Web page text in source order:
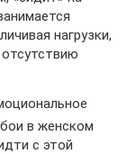
нагрузки,
в женском
с этой